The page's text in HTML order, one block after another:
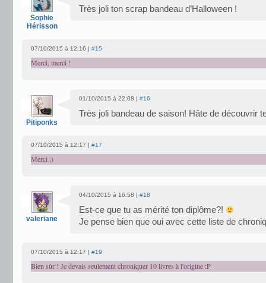
Sophie
Hérisson
Très joli ton scrap bandeau d’Halloween !
07/10/2015 à 12:16 | #15
Merci, merci !
Pitiponks
01/10/2015 à 22:08 | #16
Très joli bandeau de saison! Hâte de découvrir
07/10/2015 à 12:17 | #17
Merci ;)
valeriane
04/10/2015 à 16:58 | #18
Est-ce que tu as mérité ton diplôme?!
Je pense bien que oui avec cette liste de
07/10/2015 à 12:17 | #19
Bien sûr ! Je devais seulement chroniquer 10 livres à l'origine :P